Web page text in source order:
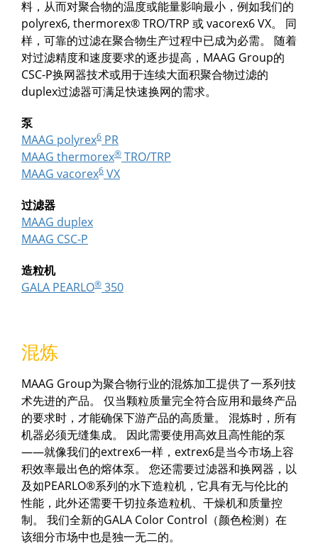
料，从而对聚合物的温度或能量影响最小，例如我们的
polyrex6, thermorex® TRO/TRP 或 vacorex6 VX。 同
样，可靠的过滤在聚合物生产过程中已成为必需。 随着
对过滤精度和速度要求的逐步提高，MAAG Group的
CSC-P换网器技术或用于连续大面积聚合物过滤的
duplex过滤器可满足快速换网的需求。
泵
MAAG polyrex6 PR
MAAG thermorex® TRO/TRP
MAAG vacorex6 VX
过滤器
MAAG duplex
MAAG CSC-P
造粒机
GALA PEARLO® 350
混炼
MAAG Group为聚合物行业的混炼加工提供了一系列技
术先进的产品。 仅当颗粒质量完全符合应用和最终产品
的要求时，才能确保下游产品的高质量。 混炼时，所有
机器必须无缝集成。 因此需要使用高效且高性能的泵
——就像我们的extrex6一样，extrex6是当今市场上容
积效率最出色的熔体泵。 您还需要过滤器和换网器，以
及如PEARLO®系列的水下造粒机，它具有无与伦比的
性能，此外还需要干切拉条造粒机、干燥机和质量控
制。 我们全新的GALA Color Control（颜色检测）在
该细分市场中也是独一无二的。